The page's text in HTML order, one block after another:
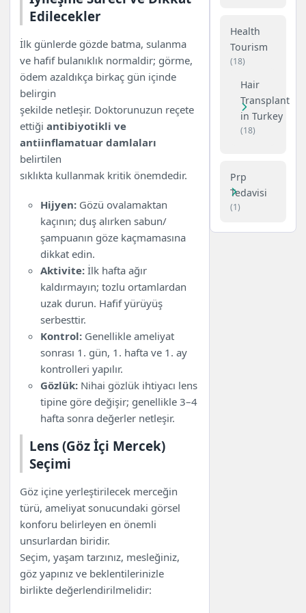
Edilecekler
İlk günlerde gözde batma, sulanma
ve hafif bulanıklık normaldir; görme,
ödem azaldıkça birkaç gün içinde
belirgin
şekilde netleşir. Doktorunuzun reçete
ettiğiantibiyotikli ve
antiinflamatuar damlaları
belirtilen
sıklıkta kullanmak kritik önemdedir.
Hijyen: Gözü ovalamaktan
kaçının; duş alırken sabun/
şampuanın göze kaçmamasına
dikkat edin.
Aktivite: İlk hafta ağır
kaldırmayın; tozlu ortamlardan
uzak durun. Hafif yürüyüş
serbesttir.
Kontrol: Genellikle ameliyat
sonrası 1. gün, 1. hafta ve 1. ay
kontrolleri yapılır.
Gözlük: Nihai gözlük ihtiyacı lens
tipine göre değişir; genellikle 3–4
hafta sonra değerler netleşir.
Lens (Göz İçi Mercek)
Seçimi
Göz içine yerleştirilecek merceğin
türü, ameliyat sonucundaki görsel
konforu belirleyen en önemli
unsurlardan biridir.
Seçim, yaşam tarzınız, mesleğiniz,
göz yapınız ve beklentilerinizle
birlikte değerlendirilmelidir:
Health
Tourism
(18)
Hair
Transplant
in Turkey
(18)
Prp
Tedavisi
(1)